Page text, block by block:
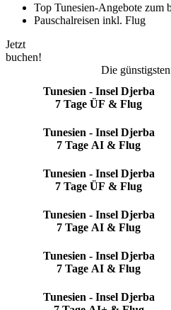
Top Tunesien-Angebote zum
Pauschalreisen inkl. Flug
Jetzt
buchen!
Die
Tunesien - Insel Djerba
7 Tage ÜF & Flug
Tunesien - Insel Djerba
7 Tage AI & Flug
Tunesien - Insel Djerba
7 Tage ÜF & Flug
Tunesien - Insel Djerba
7 Tage AI & Flug
Tunesien - Insel Djerba
7 Tage AI & Flug
Tunesien - Insel Djerba